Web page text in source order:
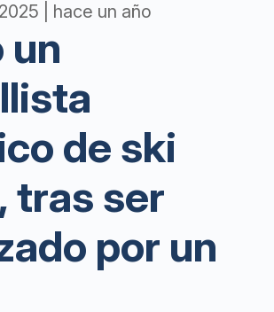
| hace un año
un
de ski
tras ser
por un